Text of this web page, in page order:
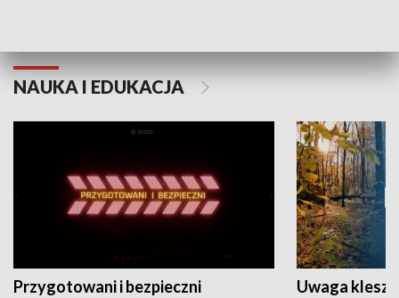
NAUKA I EDUKACJA
Przygotowani i bezpieczni Uwaga